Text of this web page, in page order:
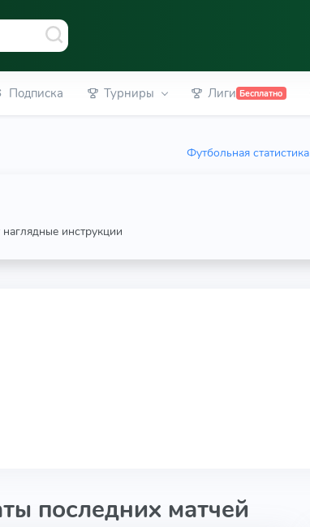
Подписка Турниры Лиги Бесплатно
Футбольная статистика
инструкции
последних матчей